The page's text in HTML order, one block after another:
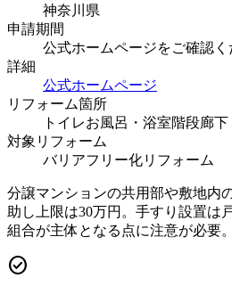
神奈川県
申請期間
公式ホームページをご確認く
詳細
公式ホームページ
リフォーム箇所
トイレお風呂・浴室階段廊下
対象リフォーム
バリアフリー化リフォーム
分譲マンションの共用部や敷地内
助し上限は30万円。手すり設置は
組合が主体となる点に注意が必要。
check_circle